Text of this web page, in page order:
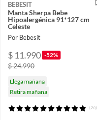
BEBESIT
Manta Sherpa Bebe
Hipoalergénica 91*127 cm
Celeste
Por Bebesit
$ 11.990 -52%
$ 24.990
Llega mañana
Retira mañana
(26)